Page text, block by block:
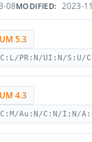
08MODIFIED: 2023-
5.3
PR:N/UI:N/S:U/
4.3
Au:N/C:N/I:N/